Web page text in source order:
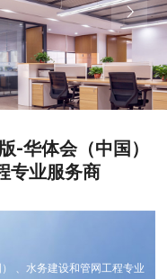
-华体会（中国）
专业服务商
、水务建设和管网工程专业